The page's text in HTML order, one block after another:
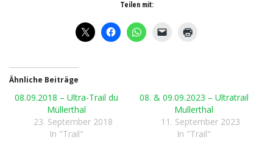
Teilen mit:
Ähnliche Beiträge
08.09.2018 – Ultra-Trail du
Müllerthal
23. September 2018
In "Trail"
08. & 09.09.2023 – Ultratrail
Mullerthal
11. September 2023
In "Trail"